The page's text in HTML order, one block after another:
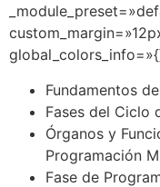
Fundamentos
Fases del Ciclo
Órganos y
Programación
Fase de